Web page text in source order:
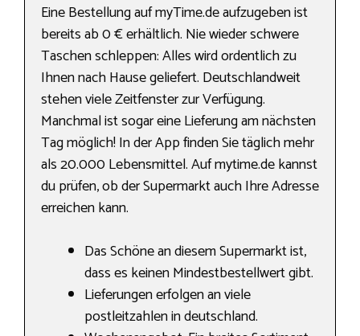
Eine Bestellung auf myTime.de aufzugeben ist
bereits ab 0 € erhältlich. Nie wieder schwere
Taschen schleppen: Alles wird ordentlich zu
Ihnen nach Hause geliefert. Deutschlandweit
stehen viele Zeitfenster zur Verfügung.
Manchmal ist sogar eine Lieferung am nächsten
Tag möglich! In der App finden Sie täglich mehr
als 20.000 Lebensmittel. Auf mytime.de kannst
du prüfen, ob der Supermarkt auch Ihre Adresse
erreichen kann.
Das Schöne an diesem Supermarkt ist,
dass es keinen Mindestbestellwert gibt.
Lieferungen erfolgen an viele
postleitzahlen in deutschland.